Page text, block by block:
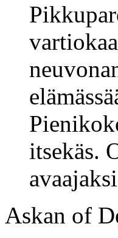
itsekäs.
Askan of